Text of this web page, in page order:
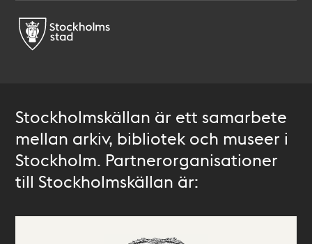
Stockholmskällan är ett samarbete
mellan arkiv, bibliotek och museer i
Stockholm. Partnerorganisationer
till Stockholmskällan är: